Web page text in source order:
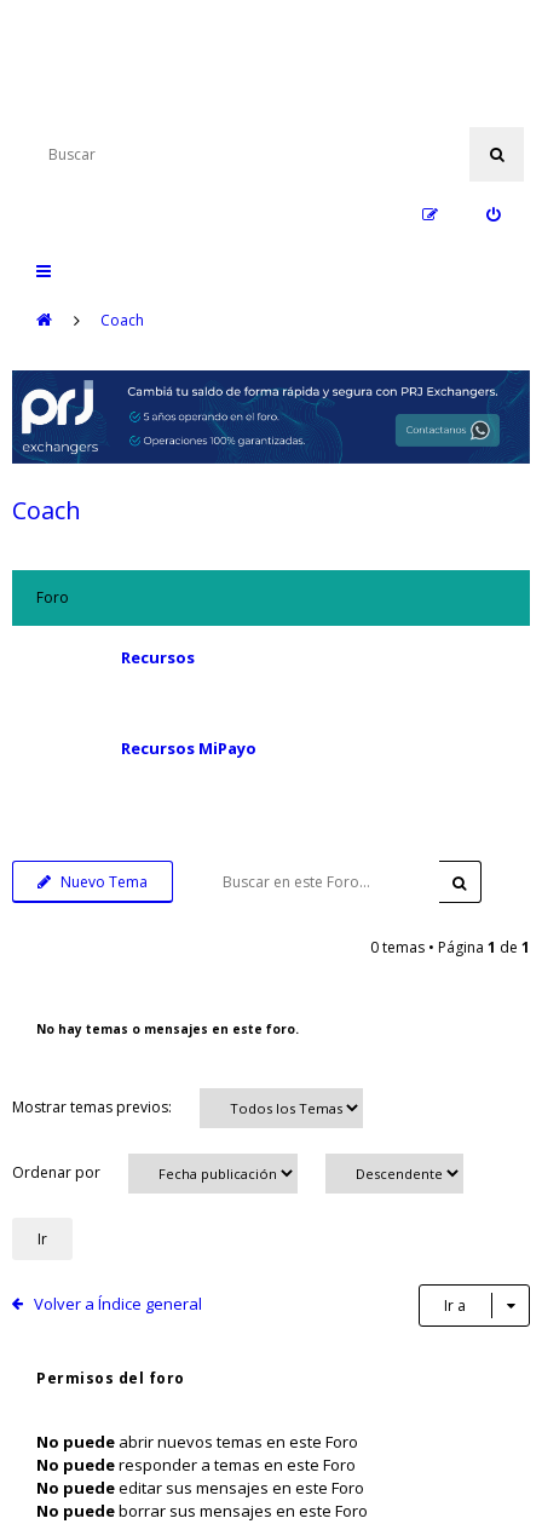
Coach
Coach
Foro
Recursos
Recursos MiPayo
Nuevo Tema
0 temas • Página 1 de 1
No hay temas o mensajes en este foro.
Mostrar temas previos:
Ordenar por
Volver a Índice general Ir a
Permisos del foro
No puede abrir nuevos temas en este Foro
No puederesponder a temas en este Foro
No puedeeditar sus mensajes en este Foro
No puedeborrar sus mensajes en este Foro